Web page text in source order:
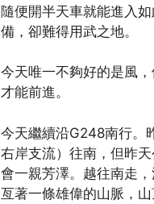
隨便開半天車就能進入
備，卻難得用武之地。
今天唯一不夠好的是風
才能前進。
今天繼續沿G248南行。
右岸支流）往南，但昨
會一親芳澤。越往南走
亙著一條雄偉的山脈，